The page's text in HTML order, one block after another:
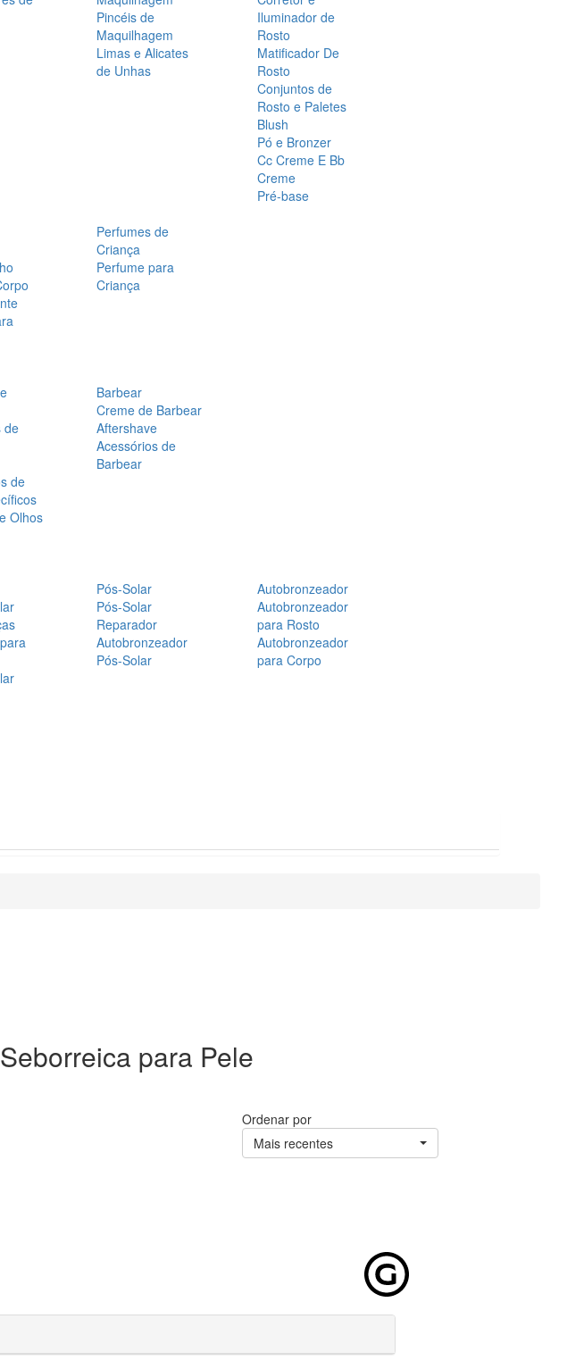
Pincéis de
Maquilhagem
Limas e Alicates
de Unhas
Iluminador de
Rosto
Matificador De
Rosto
Conjuntos de
Rosto e Paletes
Blush
Pó e Bronzer
Cc Creme E Bb
Creme
Pré-base
Perfumes de
Criança
Perfume para
Criança
de
de
Olhos
Barbear
Creme de Barbear
Aftershave
Acessórios de
Barbear
Pós-Solar
Pós-Solar
Reparador
Autobronzeador
Pós-Solar
Autobronzeador
Autobronzeador
para Rosto
Autobronzeador
para Corpo
para Pele
Ordenar por
Mais recentes